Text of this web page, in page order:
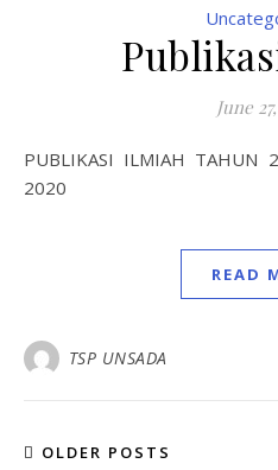
June
PUBLIKASI ILMIAH TAHUN 2022 TAHUN 2021 TAHUN
2020
READ
TSP UNSADA
OLDER POSTS